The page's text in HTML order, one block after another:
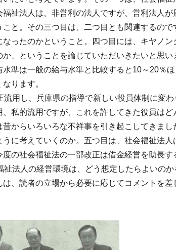
祉法人は、非営利の法人ですが、営利法人
と。その三つ目は、二つ目とも関連するの
ったのかということ。四つ目には、キヤノン
、ということを論じていただいきたいと思い
準は一般の給与水準と比較すると10～20％
ります。
用し、兵庫県の指導で新しい役員体制に変
私的流用ですが、これを許してきた役員は
からいろいろな不祥事を引き起こしてきま
に考えていくのか。五つ目は、社会福祉法人
の社会福祉法の一部改正は借金経営を助長す
法人の経営環境は、どう想定したらよいの
、読者の立場から必要に応じてコメントを差